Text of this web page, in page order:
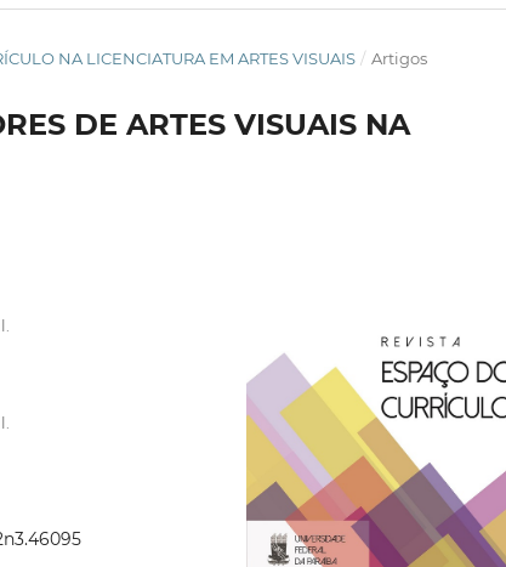
NA LICENCIATURA EM ARTES VISUAIS / Artigos
DE ARTES VISUAIS NA